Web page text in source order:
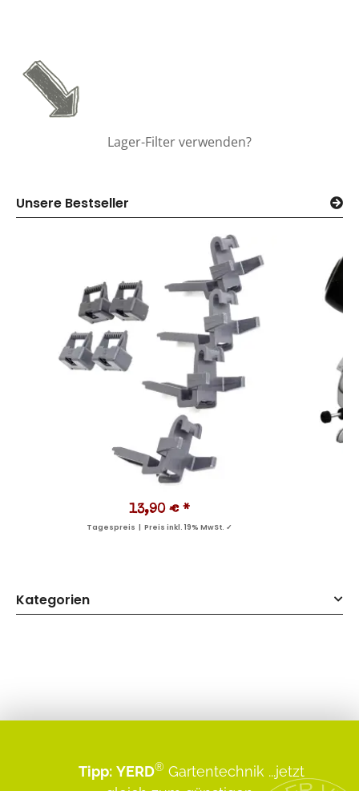
Lager-Filter verwenden?
Unsere Bestseller
13,90 € *
Tagespreis | Preis inkl. 19% MwSt. ✓
Kategorien
Tipp: YERD® Gartentechnik ...jetzt